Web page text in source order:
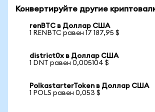
Конвертируйте другие
renBTC в Доллар США
1 RENBTC равен 17 187,95 $
district0x в Доллар США
1 DNT равен 0,005104 $
PolkastarterToken в Доллар США
1 POLS равен 0,053 $